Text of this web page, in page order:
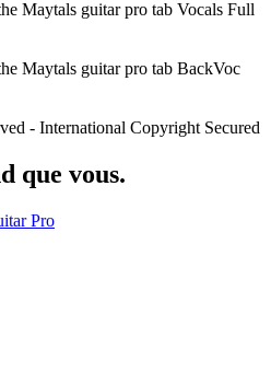
- International Copyright Secured
que vous.
Pro